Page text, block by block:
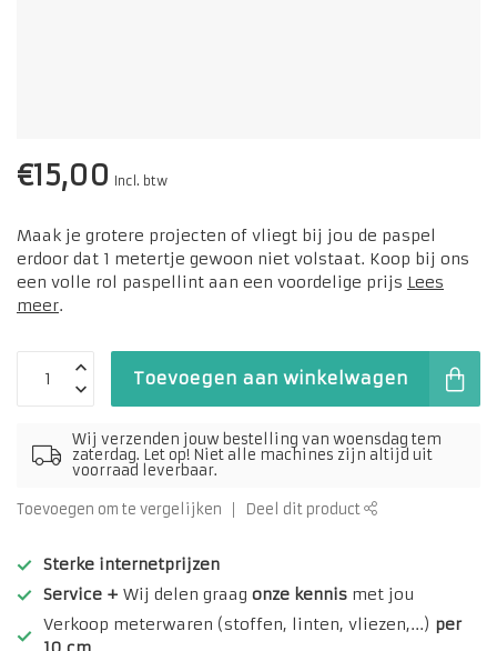
€15,00 Incl. btw
Maak je grotere projecten of vliegt bij jou de paspel
erdoor dat 1 metertje gewoon niet volstaat. Koop bij ons
een volle rol paspellint aan een voordelige prijs Lees
meer.
Toevoegen aan winkelwagen
Wij verzenden jouw bestelling van woensdag tem
zaterdag. Let op! Niet alle machines zijn altijd uit
voorraad leverbaar.
Toevoegen om te vergelijken Deel dit product
Sterke internetprijzen
Service + Wij delen graag onze kennis met jou
Verkoop meterwaren (stoffen, linten, vliezen,...) per